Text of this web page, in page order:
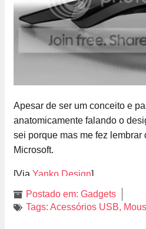
Apesar de ser um conceito e
anatomicamente falando o
sei porque mas me fez lembrar
Microsoft.
[Via Yanko Design]
Postado em: Gadgets
Tags: Acessórios USB,